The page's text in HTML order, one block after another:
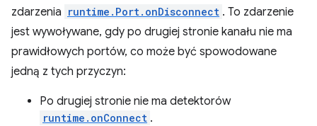
zdarzenia runtime.Port.onDisconnect . To zdarzenie
jest wywoływane, gdy po drugiej stronie kanału nie ma
prawidłowych portów, co może być spowodowane
jedną z tych przyczyn:
Po drugiej stronie nie ma detektorów
runtime.onConnect .